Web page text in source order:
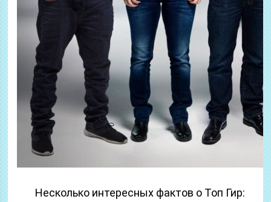
Несколько интересных фактов о Топ Гир: